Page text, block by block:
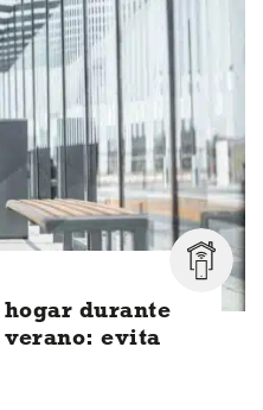
durante
verano: evita